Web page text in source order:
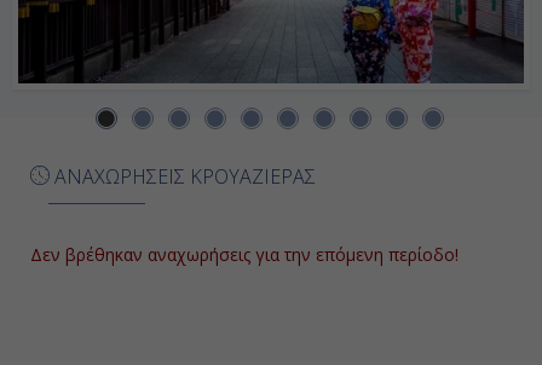
17:00
Ημέρα 8η
17:00
ΑΝΑΧΩΡΗΣΕΙΣ ΚΡΟΥΑΖΙΕΡΑΣ
Δεν βρέθηκαν αναχωρήσεις για την επόμενη περίοδο!